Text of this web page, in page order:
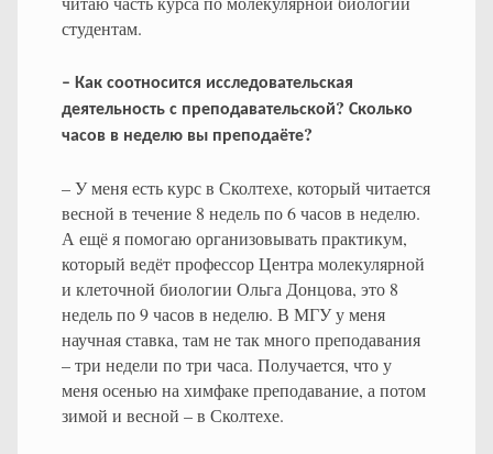
студентам.
– Как соотносится исследовательская
деятельность с преподавательской? Сколько
часов в неделю вы преподаёте?
– У меня есть курс в Сколтехе, который читается
весной в течение 8 недель по 6 часов в неделю.
А ещё я помогаю организовывать практикум,
который ведёт профессор Центра молекулярной
и клеточной биологии Ольга Донцова, это 8
недель по 9 часов в неделю. В МГУ у меня
научная ставка, там не так много преподавания
– три недели по три часа. Получается, что у
меня осенью на химфаке преподавание, а потом
зимой и весной – в Сколтехе.